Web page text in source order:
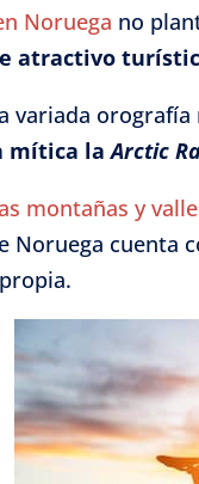
Noruega no
atractivo
variada
mítica laArctic
montañas y
Noruega cuenta